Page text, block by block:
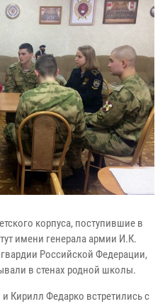
корпуса, поступившие в
имени генерала армии И.К.
Российской Федерации,
в стенах родной школы.
Кирилл Федарко встретились с